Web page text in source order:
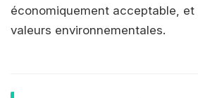
économiquement acceptable, et
valeurs environnementales.